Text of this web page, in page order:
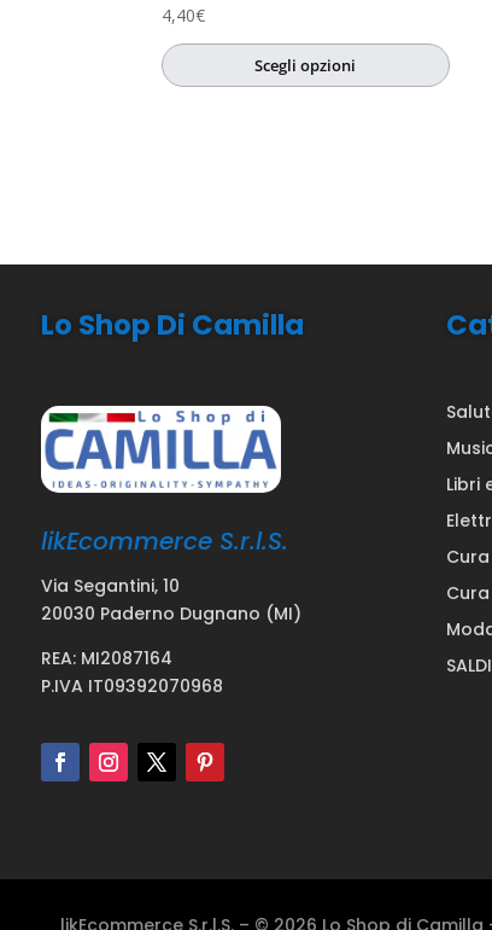
4,40€
Scegli opzioni
Lo Shop Di Camilla
likEcommerce S.r.l.S.
Via Segantini, 10
20030 Paderno Dugnano (MI)
REA: MI2087164
P.IVA IT09392070968
Libri
SALDI